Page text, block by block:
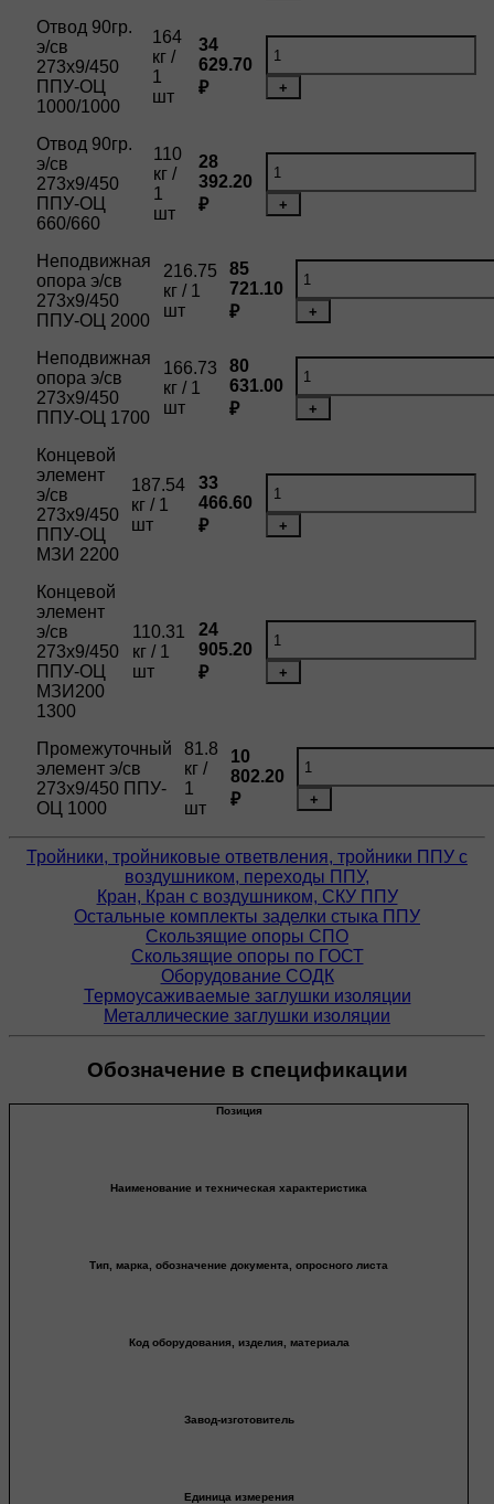
Отвод 90гр.
э/св
273х9/450
ППУ-ОЦ
1000/1000
164
кг /
1
шт
34
629.70
₽
+
Отвод 90гр.
э/св
273х9/450
ППУ-ОЦ
660/660
110
кг /
1
шт
28
392.20
₽
+
Неподвижная
опора э/св
273х9/450
ППУ-ОЦ 2000
216.75
кг / 1
шт
85
721.10
₽
+
Неподвижная
опора э/св
273х9/450
ППУ-ОЦ 1700
166.73
кг / 1
шт
80
631.00
₽
+
Концевой
элемент
э/св
273х9/450
ППУ-ОЦ
МЗИ 2200
187.54
кг / 1
шт
33
466.60
₽
+
Концевой
элемент
э/св
273х9/450
ППУ-ОЦ
МЗИ200
1300
110.31
кг / 1
шт
24
905.20
₽
+
Промежуточный
элемент э/св
273х9/450 ППУ-
ОЦ 1000
81.8
кг /
1
шт
10
802.20
₽
+
Тройники, тройниковые ответвления, тройники ППУ с
воздушником, переходы ППУ,
Кран, Кран с воздушником, СКУ ППУ
Остальные комплекты заделки стыка ППУ
Скользящие опоры СПО
Скользящие опоры по ГОСТ
Оборудование СОДК
Термоусаживаемые заглушки изоляции
Металлические заглушки изоляции
Обозначение в спецификации
Позиция
Наименование и техническая характеристика
Тип, марка, обозначение документа, опросного листа
Код оборудования, изделия, материала
Завод-изготовитель
Единица измерения